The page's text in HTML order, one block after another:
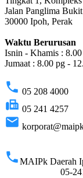
Jalan Panglima
30000 Ipoh, Perak
Waktu Berurusan
Isnin - Khamis :
Jumaat : 8.00 pg -
phone 05 208 4000
fax 05 241 4257
email
phoneMAIPk Daerah
05-